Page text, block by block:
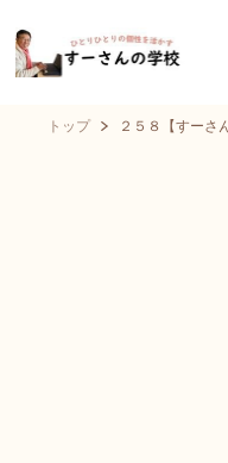
トップ ２５８【すーさ